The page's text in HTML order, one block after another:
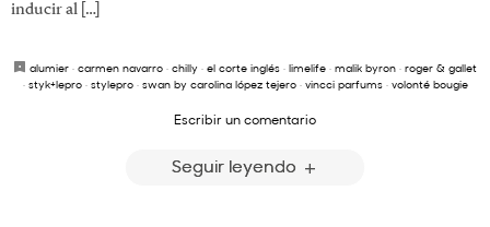
inducir al […]
alumier · carmen navarro · chilly · el corte inglés · limelife · malik byron · roger & gallet
· styk+lepro· stylepro· swan by carolina lópez tejero· vincci parfums· volonté bougie
Escribir un comentario
Seguir leyendo